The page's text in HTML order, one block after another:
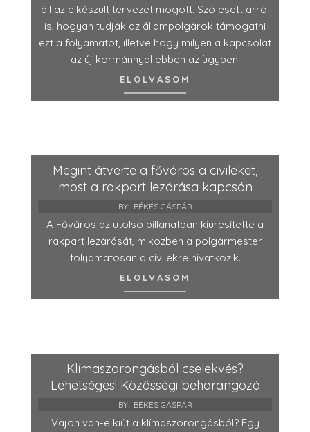
áll az elkészült tervezet mögött. Szó esett arról
is, hogyan tudják az állampolgárok támogatni
ezt a folyamatot, illetve hogy milyen a kapcsolat
az új kormánnyal ebben az ügyben.
ELOLVASOM
Megint átverte a főváros a civileket,
most a rakpart lezárása kapcsán
BY: BÉKÉS GÁSPÁR
A Főváros az utolsó pillanatban kiüresítette a
rakpart lezárását, miközben a polgármester
folyamatosan a civilekre hivatkozik.
ELOLVASOM
Klímaszorongásból cselekvés?
Lehetséges! Közösségi beharangozó
BY: BÉKÉS GÁSPÁR
Vajon van-e kiút a klímaszorongásból? Egy